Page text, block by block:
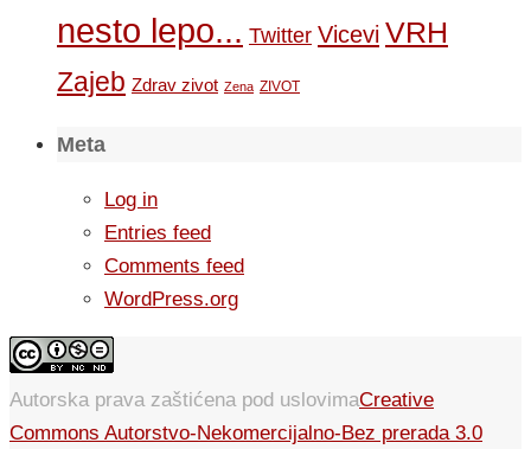
nesto lepo... Twitter Vicevi VRH
Zajeb Zdrav zivot Zena ZIVOT
Meta
Log in
Entries feed
Comments feed
WordPress.org
Autorska prava zaštićena pod uslovimaCreative
Commons Autorstvo-Nekomercijalno-Bez prerada 3.0